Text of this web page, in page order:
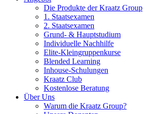
Die Produkte der Kraatz Group
1. Staatsexamen
2. Staatsexamen
Grund- & Hauptstudium
Individuelle Nachhilfe
Elite-Kleingruppenkurse
Blended Learning
Inhouse-Schulungen
Kraatz Club
Kostenlose Beratung
Über Uns
Warum die Kraatz Group?